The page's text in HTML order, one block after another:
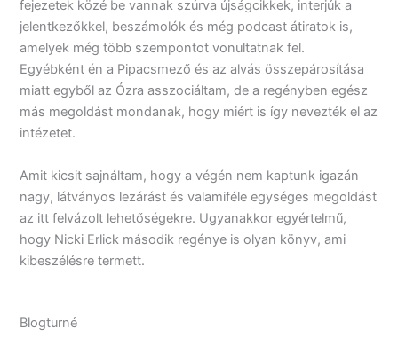
fejezetek közé be vannak szúrva újságcikkek, interjúk a
jelentkezőkkel, beszámolók és még podcast átiratok is,
amelyek még több szempontot vonultatnak fel.
Egyébként én a Pipacsmező és az alvás összepárosítása
miatt egyből az Ózra asszociáltam, de a regényben egész
más megoldást mondanak, hogy miért is így nevezték el az
intézetet.
Amit kicsit sajnáltam, hogy a végén nem kaptunk igazán
nagy, látványos lezárást és valamiféle egységes megoldást
az itt felvázolt lehetőségekre. Ugyanakkor egyértelmű,
hogy Nicki Erlick második regénye is olyan könyv, ami
kibeszélésre termett.
Blogturné